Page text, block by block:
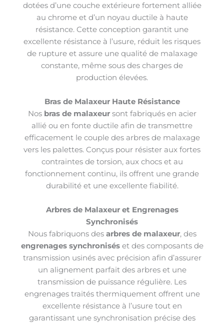
dotées d’une couche extérieure fortement alliée
au chrome et d’un noyau ductile à haute
résistance. Cette conception garantit une
excellente résistance à l’usure, réduit les risques
de rupture et assure une qualité de malaxage
constante, même sous des charges de
production élevées.
Bras de Malaxeur Haute Résistance
Nos bras de malaxeursont fabriqués en acier
allié ou en fonte ductile afin de transmettre
efficacement le couple des arbres de malaxage
vers les palettes. Conçus pour résister aux fortes
contraintes de torsion, aux chocs et au
fonctionnement continu, ils offrent une grande
durabilité et une excellente fiabilité.
Arbres de Malaxeur et Engrenages
Synchronisés
Nous fabriquons des arbres de malaxeur, des
engrenages synchroniséset des composants de
transmission usinés avec précision afin d’assurer
un alignement parfait des arbres et une
transmission de puissance régulière. Les
engrenages traités thermiquement offrent une
excellente résistance à l’usure tout en
garantissant une synchronisation précise des